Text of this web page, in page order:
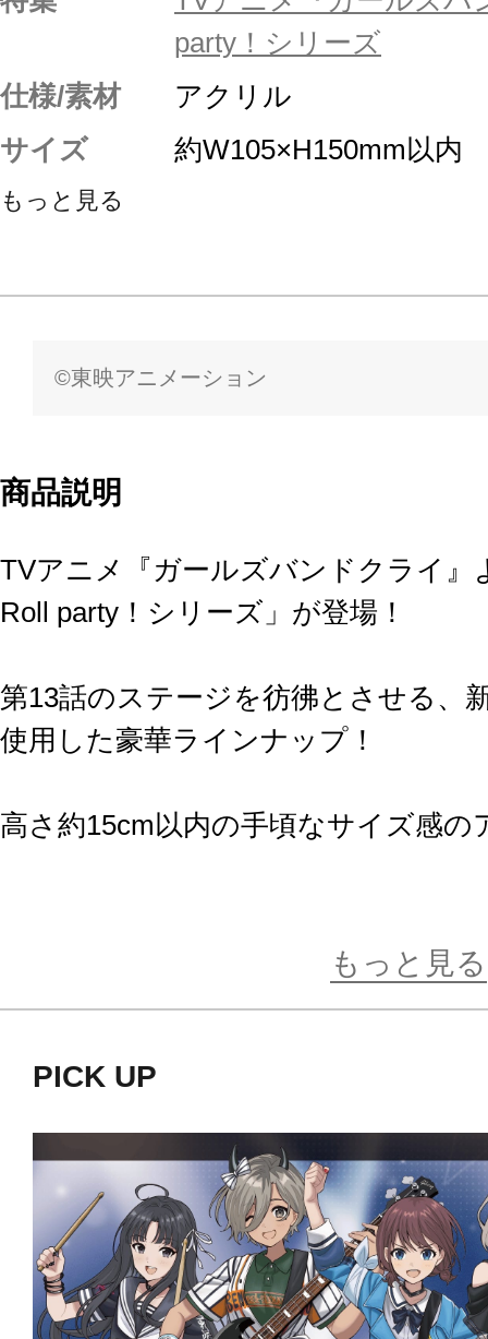
party！シリーズ
仕様/素材
アクリル
サイズ
約W105×H150mm以内
もっと見る
©東映アニメーション
商品説明
TVアニメ『ガールズバンドクライ』
Roll party！シリーズ」が登場！
第13話のステージを彷彿とさせる、
使用した豪華ラインナップ！
高さ約15cm以内の手頃なサイズ感
※1BOXでフルコンプリート出来ます
※画像は試作品です。実際の商品と
ます。
もっと見る
PICK UP